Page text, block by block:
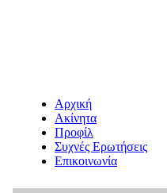
Αρχική
Ακίνητα
Προφίλ
Συχνές Ερωτήσεις
Επικοινωνία